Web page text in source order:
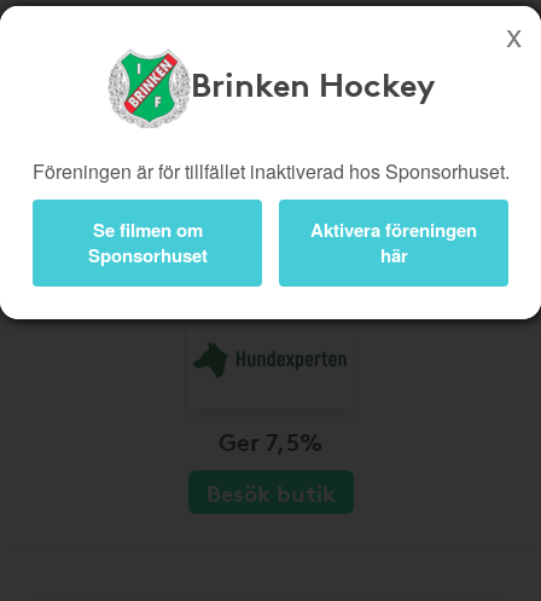
Köp genom denna sida stöttar Brinken Hockey
Presentkort
Kampanjer
Bli medlem
Logga in
Brinken Hockey
Föreningen är för tillfället inaktiverad hos Sponsorhuset.
Se filmen om
Sponsorhuset
Aktivera föreningen
här
Ger 7,5%
Besök butik